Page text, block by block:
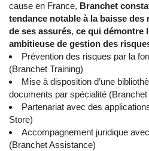
cause en France, Branchet
tendance notable à la baisse des
de ses assurés, ce qui démontre
ambitieuse de gestion des
Prévention des risques par la
(Branchet Training)
Mise à disposition d’une
documents par spécialité
Partenariat avec des
Store)
Accompagnement juridique
(Branchet Assistance)